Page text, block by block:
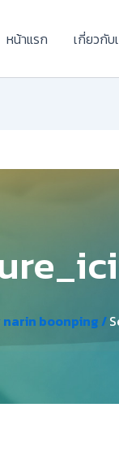
หน้าแรก เกี่ยวกับ
narin boonping/